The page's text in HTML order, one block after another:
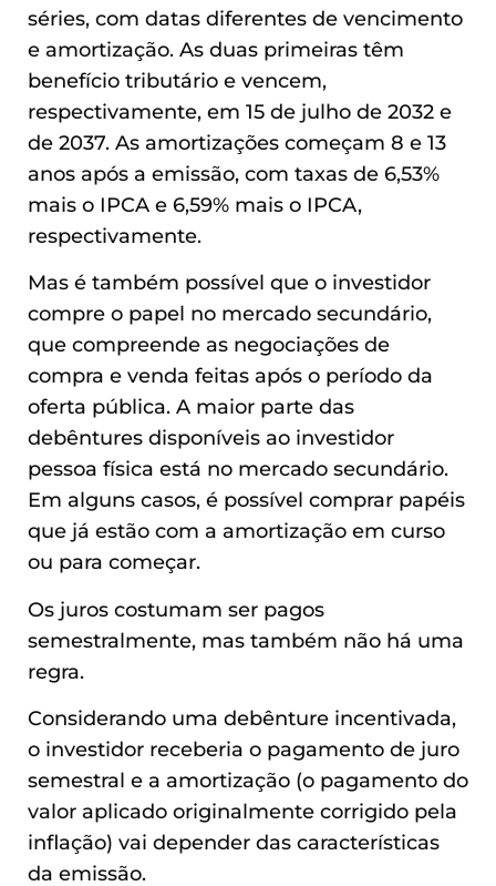
séries, com datas diferentes de vencimento
e amortização. As duas primeiras têm
benefício tributário e vencem,
respectivamente, em 15 de julho de 2032 e
de 2037. As amortizações começam 8 e 13
anos após a emissão, com taxas de 6,53%
mais o IPCA e 6,59% mais o IPCA,
respectivamente.
Mas é também possível que o investidor
compre o papel no mercado secundário,
que compreende as negociações de
compra e venda feitas após o período da
oferta pública. A maior parte das
debêntures disponíveis ao investidor
pessoa física está no mercado secundário.
Em alguns casos, é possível comprar papéis
que já estão com a amortização em curso
ou para começar.
Os juros costumam ser pagos
semestralmente, mas também não há uma
regra.
Considerando uma debênture incentivada,
o investidor receberia o pagamento de juro
semestral e a amortização (o pagamento do
valor aplicado originalmente corrigido pela
inflação) vai depender das características
da emissão.